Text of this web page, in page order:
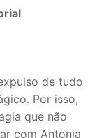
de tudo
Por isso,
que não
com Antonia